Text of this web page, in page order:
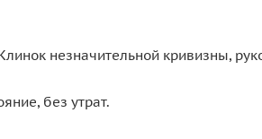
незначительной кривизны,
без утрат.